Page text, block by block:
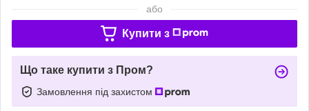
або
Купити з
Що таке купити з Пром?
Замовлення під захистом